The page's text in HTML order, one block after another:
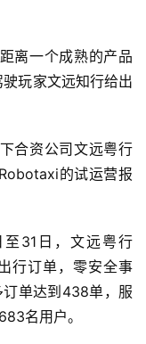
离一个成熟的产品
玩家文远知行给出
合资公司文远粤行
的试运营报
31日，文远粤行
行订单，零安全事
单达到438单，服
名用户。